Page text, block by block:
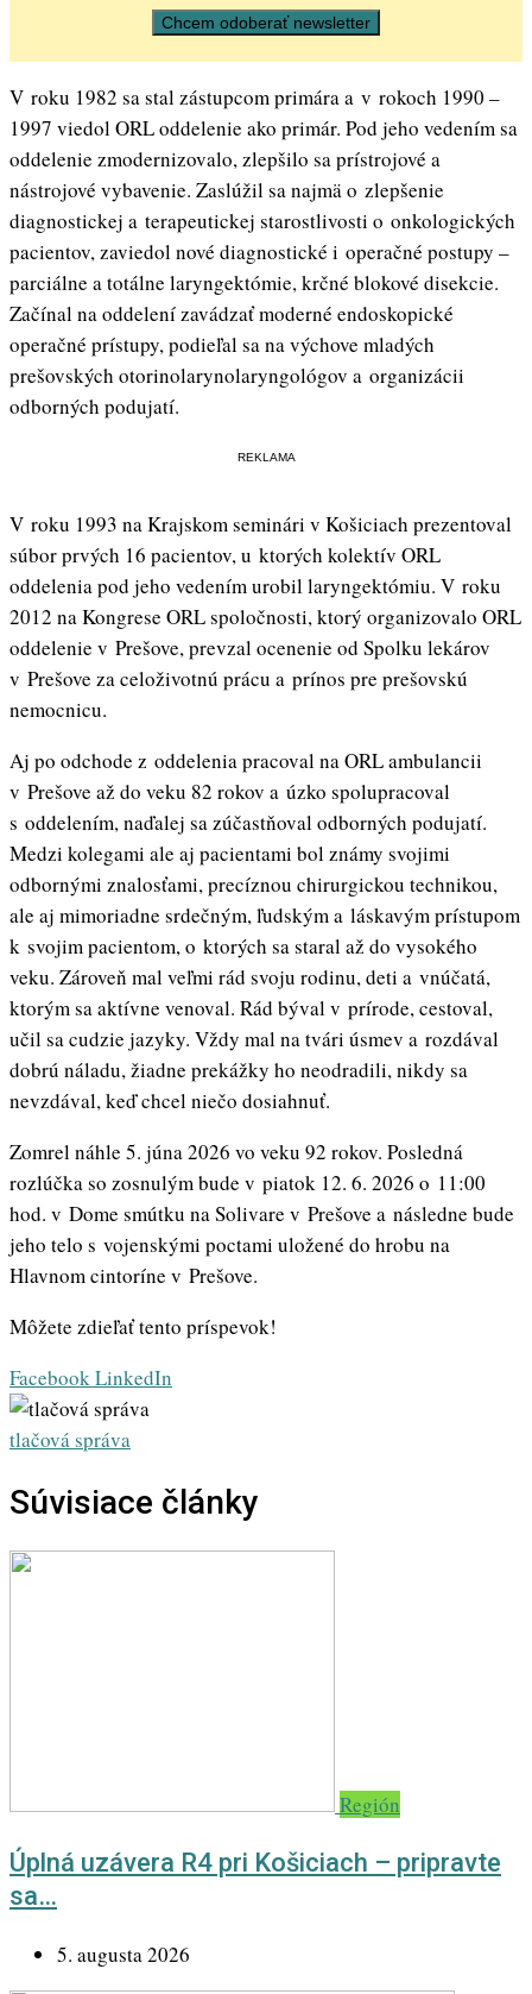
V roku 1982 sa stal zástupcom primára a v rokoch 1990 –
1997 viedol ORL oddelenie ako primár. Pod jeho vedením sa
oddelenie zmodernizovalo, zlepšilo sa prístrojové a
nástrojové vybavenie. Zaslúžil sa najmä o zlepšenie
diagnostickej a terapeutickej starostlivosti o onkologických
pacientov, zaviedol nové diagnostické i operačné postupy –
parciálne a totálne laryngektómie, krčné blokové disekcie.
Začínal na oddelení zavádzať moderné endoskopické
operačné prístupy, podieľal sa na výchove mladých
prešovských otorinolarynolaryngológov a organizácii
odborných podujatí.
REKLAMA
V roku 1993 na Krajskom seminári v Košiciach prezentoval
súbor prvých 16 pacientov, u ktorých kolektív ORL
oddelenia pod jeho vedením urobil laryngektómiu. V roku
2012 na Kongrese ORL spoločnosti, ktorý organizovalo ORL
oddelenie v Prešove, prevzal ocenenie od Spolku lekárov
v Prešove za celoživotnú prácu a prínos pre prešovskú
nemocnicu.
Aj po odchode z oddelenia pracoval na ORL ambulancii
v Prešove až do veku 82 rokov a úzko spolupracoval
s oddelením, naďalej sa zúčastňoval odborných podujatí.
Medzi kolegami ale aj pacientami bol známy svojimi
odbornými znalosťami, precíznou chirurgickou technikou,
ale aj mimoriadne srdečným, ľudským a láskavým prístupom
k svojim pacientom, o ktorých sa staral až do vysokého
veku. Zároveň mal veľmi rád svoju rodinu, deti a vnúčatá,
ktorým sa aktívne venoval. Rád býval v prírode, cestoval,
učil sa cudzie jazyky. Vždy mal na tvári úsmev a rozdával
dobrú náladu, žiadne prekážky ho neodradili, nikdy sa
nevzdával, keď chcel niečo dosiahnuť.
Zomrel náhle 5. júna 2026 vo veku 92 rokov. Posledná
rozlúčka so zosnulým bude v piatok 12. 6. 2026 o 11:00
hod. v Dome smútku na Solivare v Prešove a následne bude
jeho telo s vojenskými poctami uložené do hrobu na
Hlavnom cintoríne v Prešove.
Môžete zdieľať tento príspevok!
Facebook LinkedIn
tlačová správa
Súvisiace články
Región
Úplná uzávera R4 pri Košiciach – pripravte
sa…
5. augusta 2026